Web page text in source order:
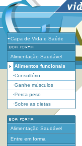
Capa de Vida e Saúde
Alimentação Saudável
Alimentos funcionais
·Consultório
·Ganhe músculos
·Perca peso
·Sobre as dietas
Alimentação Saudável
Entre em forma